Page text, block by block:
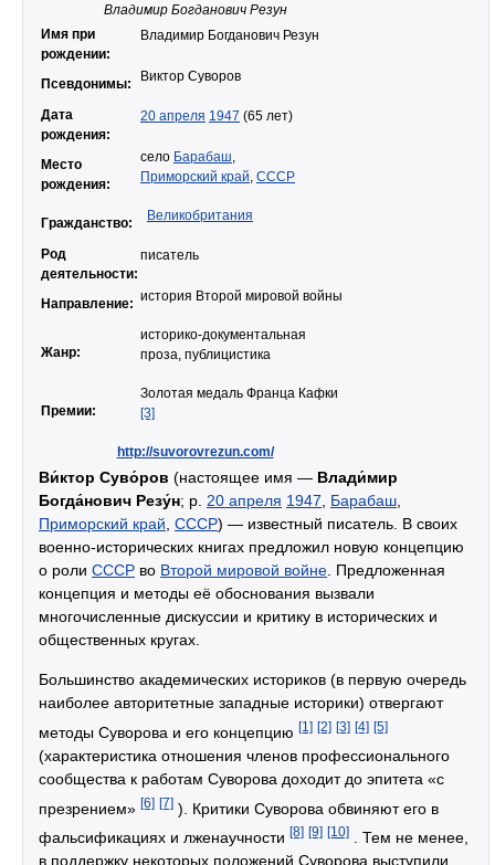
Владимир Богданович Резун
Имя при
рождении:
Владимир Богданович Резун
Псевдонимы: Виктор Суворов
Дата
рождения:
20 апреля 1947 (65 лет)
Место
рождения:
село Барабаш,
Приморский край, СССР
Гражданство: Великобритания
Род
деятельности:
писатель
Направление: история Второй мировой войны
Жанр:
историко-документальная
проза, публицистика
Премии:
Золотая медаль Франца Кафки
[3]
http://suvorovrezun.com/
Ви́ктор Суво́ров (настоящее имя — Влади́мир
Богда́нович Резу́н; р. 20 апреля 1947 Барабаш
Приморский край СССР) — известный писатель. В своих
военно-исторических книгах предложил новую концепцию
о роли СССР во Второй мировой войне . Предложенная
концепция и методы её обоснования вызвали
многочисленные дискуссии и критику в исторических и
общественных кругах.
Большинство академических историков (в первую очередь
наиболее авторитетные западные историки) отвергают
методы Суворова и его концепцию [1] [2] [3] [4] [5]
(характеристика отношения членов профессионального
сообщества к работам Суворова доходит до эпитета «с
презрением» [6] [7] ). Критики Суворова обвиняют его в
фальсификациях и лженаучности [8] [9] [10]
. Тем не менее,
в поддержку некоторых положений Суворова выступили